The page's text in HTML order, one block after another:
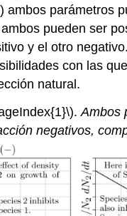
ambos parámetros
pueden ser
y el otro
con las
natural.
. Ambos
negativos,